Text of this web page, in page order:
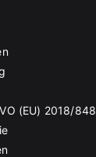
(EU) 2018/848